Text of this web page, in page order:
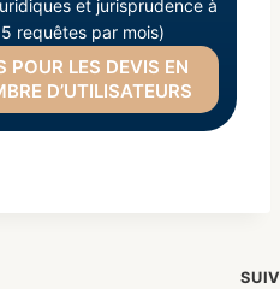
et jurisprudence à
requêtes par mois)
POUR LES DEVIS EN
D’UTILISATEURS